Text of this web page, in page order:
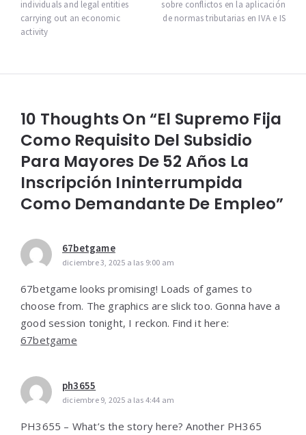
entradas
individuals and legal entities
carrying out an economic
activity
sobre conflictos en la aplicación
de normas tributarias en IVA e IS
10 Thoughts On “El Supremo Fija
Como Requisito Del Subsidio
Para Mayores De 52 Años La
Inscripción Ininterrumpida
Como Demandante De Empleo”
67betgame
diciembre 3, 2025 a las 9:00 am
67betgame looks promising! Loads of games to
choose from. The graphics are slick too. Gonna have a
good session tonight, I reckon. Find it here:
67betgame
ph3655
diciembre 9, 2025 a las 4:44 am
PH3655 – What’s the story here? Another PH365